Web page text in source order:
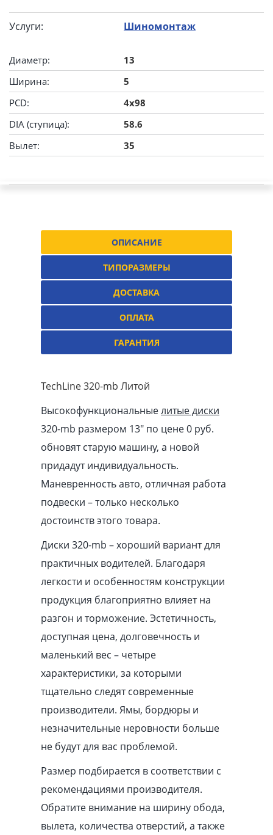
Услуги: Шиномонтаж
Диаметр:
13
Ширина:
5
PCD:
4x98
DIA (ступица):
58.6
Вылет:
35
ОПИСАНИЕ
ТИПОРАЗМЕРЫ
ДОСТАВКА
ОПЛАТА
ГАРАНТИЯ
TechLine 320-mb Литой
Высокофункциональныелитые диски
320-mb размером 13″ по цене 0 руб.
обновят старую машину, а новой
придадут индивидуальность.
Маневренность авто, отличная работа
подвески – только несколько
достоинств этого товара.
Диски 320-mb – хороший вариант для
практичных водителей. Благодаря
легкости и особенностям конструкции
продукция благоприятно влияет на
разгон и торможение. Эстетичность,
доступная цена, долговечность и
маленький вес – четыре
характеристики, за которыми
тщательно следят современные
производители. Ямы, бордюры и
незначительные неровности больше
не будут для вас проблемой.
Размер подбирается в соответствии с
рекомендациями производителя.
Обратите внимание на ширину обода,
вылета, количества отверстий, а также